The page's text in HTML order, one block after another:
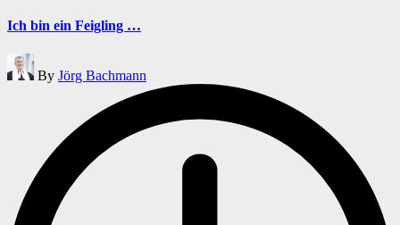
Ich bin ein Feigling …
Posted
by
By Jörg Bachmann